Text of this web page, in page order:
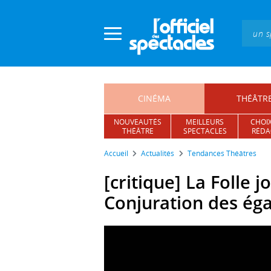
CINÉMA
NOUVEAUTÉS
THÉÂTRE
MEILLEURS
SPECTACLES
Accueil Actualités Tendances Théâtres
[critique] La Folle
Conjuration des